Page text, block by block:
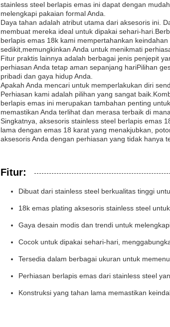
stainless steel berlapis emas ini dapat dengan
melengkapi pakaian formal Anda.
Daya tahan adalah atribut utama dari aksesoris ini.
membuat mereka ideal untuk dipakai sehari-
berlapis emas 18k kami mempertahankan
sedikit,memungkinkan Anda untuk menikmati
Fitur praktis lainnya adalah berbagai jenis penjepit
perhiasan Anda tetap aman sepanjang hariPilihan
pribadi dan gaya hidup Anda.
Apakah Anda mencari untuk memperlakukan diri
Perhiasan kami adalah pilihan yang sangat
berlapis emas ini merupakan tambahan penting
memastikan Anda terlihat dan merasa terbaik di
Singkatnya, aksesoris stainless steel berlapis emas
lama dengan emas 18 karat yang menakjubkan,
aksesoris Anda dengan perhiasan yang tidak hanya
Fitur:
Dibuat dari stainless steel berkualitas tinggi
18k emas plating aksesoris stainless steel
Gaya desain modis dan trendi untuk
Cocok untuk dipakai sehari-hari,
Tersedia dalam berbagai ukuran untuk
Perhiasan berlapis emas dari stainless steel
Konstruksi yang tahan lama memastikan